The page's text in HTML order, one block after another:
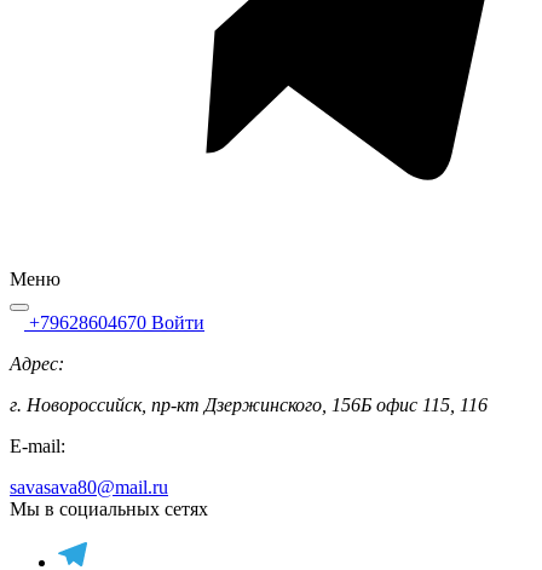
Меню
+79628604670 Войти
Адрес:
г. Новороссийск, пр-кт Дзержинского, 156Б офис 115, 116
E-mail:
savasava80@mail.ru
Мы в социальных сетях